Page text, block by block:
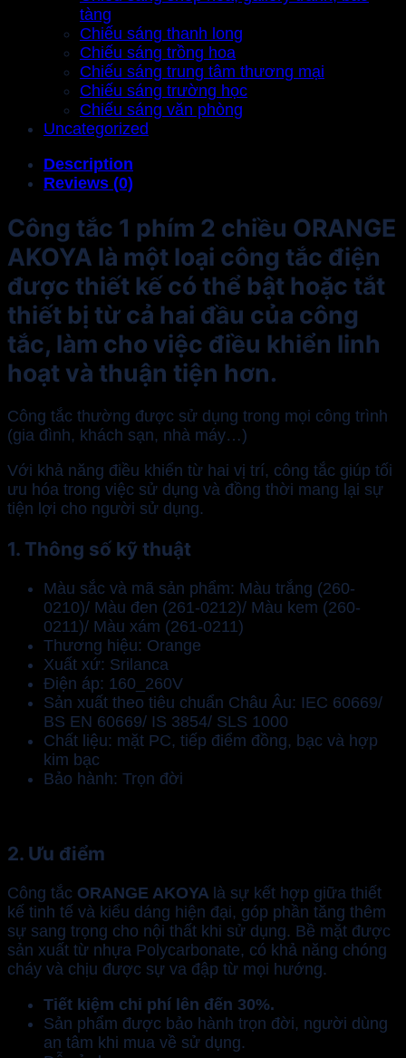
tàng
Chiếu sáng thanh long
Chiếu sáng trồng hoa
Chiếu sáng trung tâm thương mại
Chiếu sáng trường học
Chiếu sáng văn phòng
Uncategorized
Description
Reviews (0)
Công tắc 1 phím 2 chiều ORANGE
AKOYA là một loại công tắc điện
được thiết kế có thể bật hoặc tắt
thiết bị từ cả hai đầu của công
tắc, làm cho việc điều khiển linh
hoạt và thuận tiện hơn.
Công tắc thường được sử dụng trong mọi công trình
(gia đình, khách sạn, nhà máy…)
Với khả năng điều khiển từ hai vị trí, công tắc giúp tối
ưu hóa trong việc sử dụng và đồng thời mang lại sự
tiện lợi cho người sử dụng.
1. Thông số kỹ thuật
Màu sắc và mã sản phẩm: Màu trắng (260-
0210)/ Màu đen (261-0212)/ Màu kem (260-
0211)/ Màu xám (261-0211)
Thương hiệu: Orange
Xuất xứ: Srilanca
Điện áp: 160_260V
Sản xuất theo tiêu chuẩn Châu Âu: IEC 60669/
BS EN 60669/ IS 3854/ SLS 1000
Chất liệu: mặt PC, tiếp điểm đồng, bạc và hợp
kim bạc
Bảo hành: Trọn đời
2. Ưu điểm
Công tắc ORANGE AKOYA là sự kết hợp giữa thiết
kế tinh tế và kiểu dáng hiện đại, góp phần tăng thêm
sự sang trọng cho nội thất khi sử dụng. Bề mặt được
sản xuất từ nhựa Polycarbonate, có khả năng chóng
cháy và chịu được sự va đập từ mọi hướng.
Tiết kiệm chi phí lên đến 30%.
Sản phẩm được bảo hành trọn đời, người dùng
an tâm khi mua về sử dụng.